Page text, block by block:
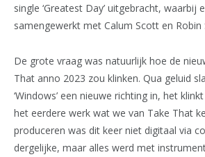
single ‘Greatest Day’ uitgebracht, waarbij
samengewerkt met Calum Scott en Robin
De grote vraag was natuurlijk hoe de
That anno 2023 zou klinken. Qua geluid
‘Windows’ een nieuwe richting in, het
het eerdere werk wat we van Take That
produceren was dit keer niet digitaal via
dergelijke, maar alles werd met